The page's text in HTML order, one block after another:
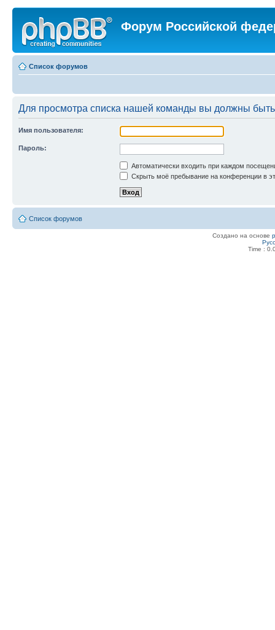
Форум Российской
Список форумов
Для просмотра списка нашей команды вы должны
Имя пользователя:
Пароль:
Автоматически входить при каждом
Скрыть моё пребывание на конференции в
Список форумов
Создано на основе
Time :